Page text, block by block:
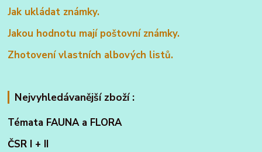
Jak ukládat známky.
Jakou hodnotu mají poštovní známky.
Zhotovení vlastních albových listů.
Nejvyhledávanější zboží :
Témata FAUNA a FLORA
ČSR I + II